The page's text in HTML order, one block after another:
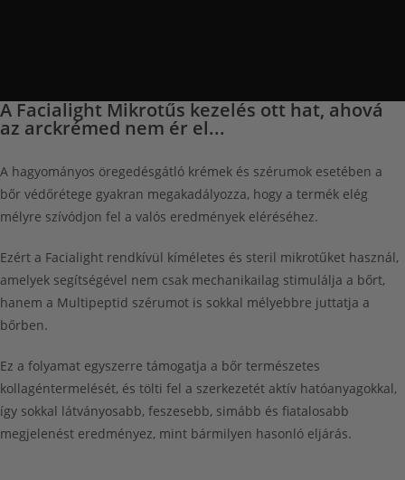
A Facialight Mikrotűs kezelés ott hat, ahová
az arckrémed nem ér el...
A hagyományos öregedésgátló krémek és szérumok esetében a
bőr védőrétege gyakran megakadályozza, hogy a termék elég
mélyre szívódjon fel a valós eredmények eléréséhez.
Ezért a Facialight rendkívül kíméletes és steril mikrotűket használ,
amelyek segítségével nem csak mechanikailag stimulálja a bőrt,
hanem a Multipeptid szérumot is sokkal mélyebbre juttatja a
bőrben.
Ez a folyamat egyszerre támogatja a bőr természetes
kollagéntermelését, és tölti fel a szerkezetét aktív hatóanyagokkal,
így sokkal látványosabb, feszesebb, simább és fiatalosabb
megjelenést eredményez, mint bármilyen hasonló eljárás.